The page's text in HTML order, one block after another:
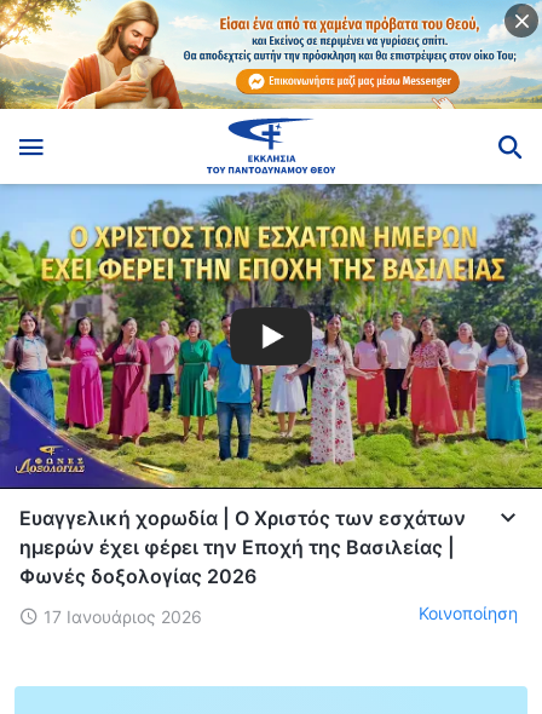
Ευαγγελική χορωδία | Ο Χριστός των εσχάτων
ημερών έχει φέρει την Εποχή της Βασιλείας |
Φωνές δοξολογίας 2026
17 Ιανουάριος 2026 Κοινοποίηση